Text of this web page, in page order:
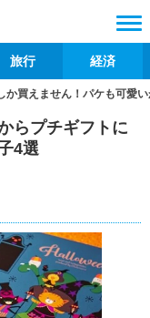
旅行 経済
か買えません！パケも可愛
らプチギフトに
4選